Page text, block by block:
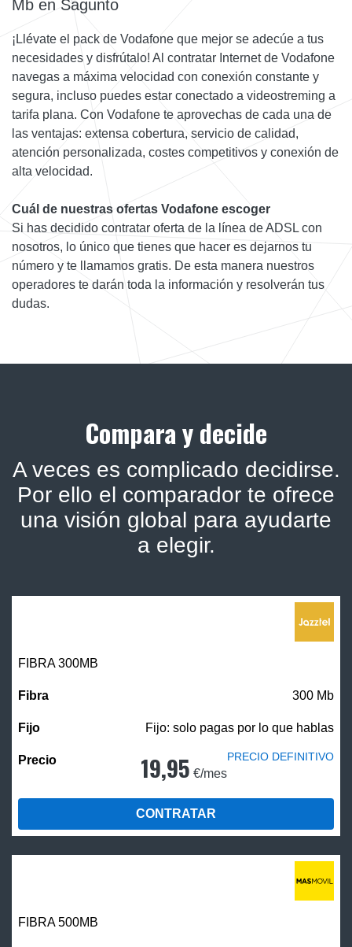
Mb en Sagunto
¡Llévate el pack de Vodafone que mejor se adecúe a tus
necesidades y disfrútalo! Al contratar Internet de Vodafone
navegas a máxima velocidad con conexión constante y
segura, incluso puedes estar conectado a videostreming a
tarifa plana. Con Vodafone te aprovechas de cada una de
las ventajas: extensa cobertura, servicio de calidad,
atención personalizada, costes competitivos y conexión de
alta velocidad.
Cuál de nuestras ofertas Vodafone escoger
Si has decidido contratar oferta de la línea de ADSL con
nosotros, lo único que tienes que hacer es dejarnos tu
número y te llamamos gratis. De esta manera nuestros
operadores te darán toda la información y resolverán tus
dudas.
Compara y decide
A veces es complicado decidirse.
Por ello el comparador te ofrece
una visión global para ayudarte
a elegir.
FIBRA 300MB
300 Mb
Fijo: solo pagas por lo que hablas
19,95 €/mes
PRECIO DEFINITIVO
CONTRATAR
FIBRA500MB